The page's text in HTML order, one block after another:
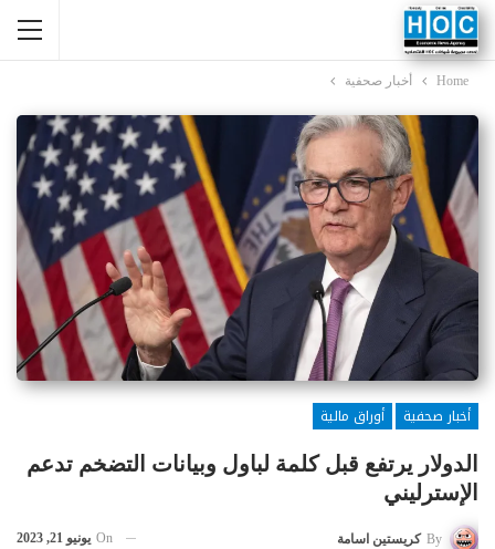
Home أخبار صحفية
أخبار صحفية
أوراق مالية
الدولار يرتفع قبل كلمة لباول وبيانات التضخم تدعم
الإسترليني
By كريستين اسامة On يونيو 21, 2023